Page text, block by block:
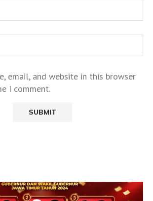
email, and website in this browser
I comment.